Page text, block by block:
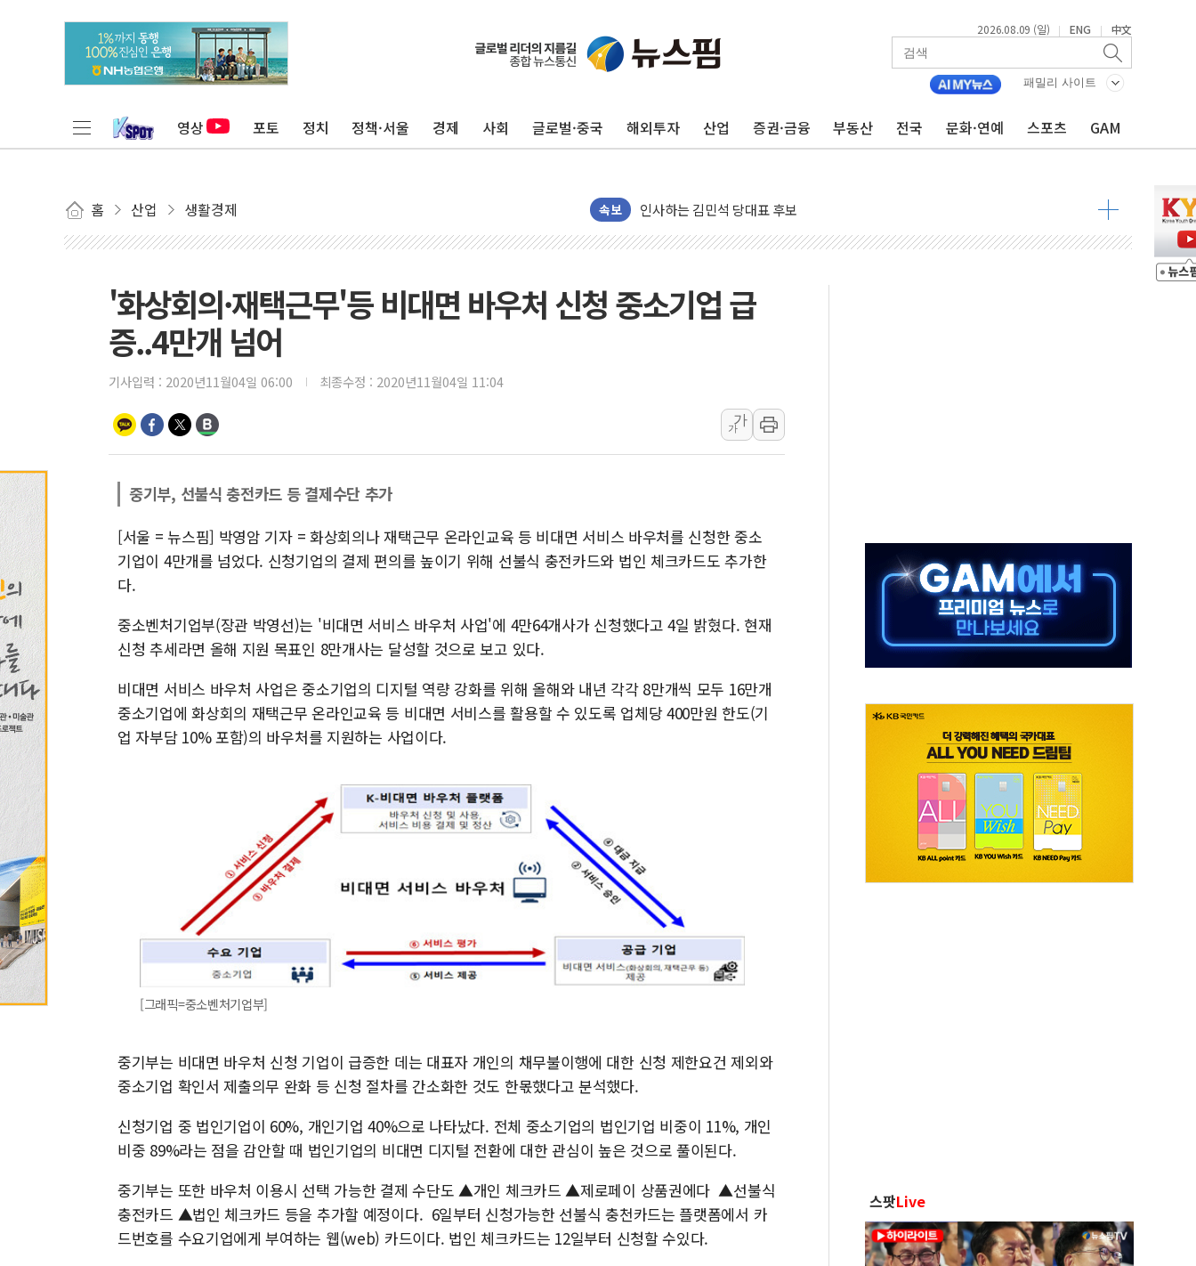
2026.08.09 (일) | ENG | 中文
패밀리 사이트
영상 포토 정치 정책·서울 경제 사회 글로벌·중국 해외투자 산업 증권·금융 부동산 전국 문화·연예 스포츠 GAM
홈 산업 생활경제 속보
포항시 재난예산 40억 긴급 투입…고수온 양식장 복구·지원 '총력'
울진·영덕 '호우특보'-포항 '산사태 주의보'...경북도, 호우 피해·통제구간 없어
인천 합동연설회 나선 송영길·정청래·김민석 당대표 후보
김민석, 2주차 제주·인천 경선서 정청래에 승리...47.75% vs 42.08%
[속보] 민주, 제주·인천 경선 결과 발표...김민석 47.75% 정청래 42.08%
[속보] 민주, 인천 경선 결과 발표...김민석 45.09% 정청래 43.27% 송영길 11.63%
이번주 국내 주요 금융일정(8.10~8.14)
美, 이란전 출구전략 만지작…공습 한계·탄약 부족 현실화
李대통령 "결혼 때문에 손해 보는 일 없게"…'결혼 페널티' 22개 과제 손본다
여수 오동도 인근 해상서 모터보트 전복…1명 사망·1명 실종
인천서 말다툼 중 어머니 흉기 살해 10대 아들 체포
'화합' 꺼낸 김민석에 '뻔뻔' 받아친 정청래…제주 연설서 신경전 고조
'화상회의·재택근무'등 비대면 바우처 신청 중소기업 급
증..4만개 넘어
기사입력 : 2020년11월04일 06:00 최종수정 : 2020년11월04일 11:04
가
가
중기부, 선불식 충전카드 등 결제수단 추가
[서울 = 뉴스핌] 박영암 기자 = 화상회의나 재택근무 온라인교육 등 비대면 서비스 바우처를 신청한 중소
기업이 4만개를 넘었다. 신청기업의 결제 편의를 높이기 위해 선불식 충전카드와 법인 체크카드도 추가한
다.
중소벤처기업부(장관 박영선)는 '비대면 서비스 바우처 사업'에 4만64개사가 신청했다고 4일 밝혔다. 현재
신청 추세라면 올해 지원 목표인 8만개사는 달성할 것으로 보고 있다.
비대면 서비스 바우처 사업은 중소기업의 디지털 역량 강화를 위해 올해와 내년 각각 8만개씩 모두 16만개
중소기업에 화상회의 재택근무 온라인교육 등 비대면 서비스를 활용할 수 있도록 업체당 400만원 한도(기
업 자부담 10% 포함)의 바우처를 지원하는 사업이다.
[그래픽=중소벤처기업부]
중기부는 비대면 바우처 신청 기업이 급증한 데는 대표자 개인의 채무불이행에 대한 신청 제한요건 제외와
중소기업 확인서 제출의무 완화 등 신청 절차를 간소화한 것도 한몫했다고 분석했다.
신청기업 중 법인기업이 60%, 개인기업 40%으로 나타났다. 전체 중소기업의 법인기업 비중이 11%, 개인
비중 89%라는 점을 감안할 때 법인기업의 비대면 디지털 전환에 대한 관심이 높은 것으로 풀이된다.
중기부는 또한 바우처 이용시 선택 가능한 결제 수단도 ▲개인 체크카드 ▲제로페이 상품권에다 ▲선불식
충전카드 ▲법인 체크카드 등을 추가할 예정이다. 6일부터 신청가능한 선불식 충천카드는 플랫폼에서 카
드번호를 수요기업에게 부여하는 웹(web) 카드이다. 법인 체크카드는 12일부터 신청할 수있다.
스팟Live